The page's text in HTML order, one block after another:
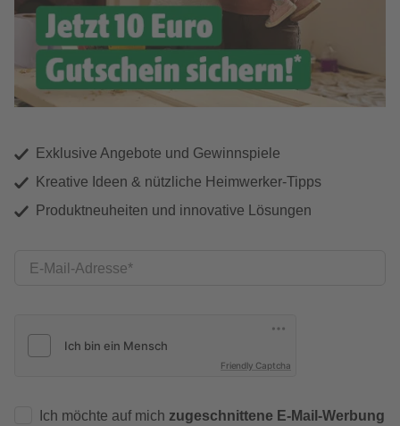
Exklusive Angebote und Gewinnspiele
Kreative Ideen & nützliche Heimwerker-Tipps
Produktneuheiten und innovative Lösungen
E-Mail-Adresse
Friendly Captcha
Ich möchte auf mich zugeschnittene E-Mail-Werbung